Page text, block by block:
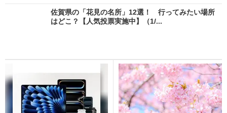
佐賀県の「花見の名所」12選！ 行ってみたい場所
はどこ？【人気投票実施中】（1/...